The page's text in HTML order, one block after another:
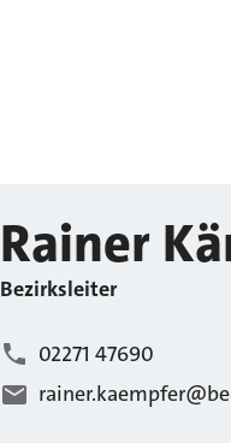
Rainer
Bezirksleiter
02271 47690